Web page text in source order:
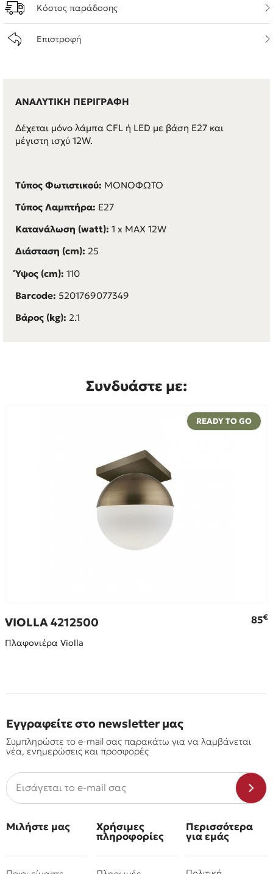
Κόστος παράδοσης
Επιστροφή
ΑΝΑΛΥΤΙΚΗ ΠΕΡΙΓΡΑΦΗ
Δέχεται μόνο λάμπα CFL ή LED με βάση E27 και
μέγιστη ισχύ 12W.
Τύπος Φωτιστικού: ΜΟΝΟΦΩΤΟ
Τύπος Λαμπτήρα: E27
Κατανάλωση (watt): 1 x MAX 12W
Διάσταση (cm): 25
Ύψος (cm): 110
Barcode: 5201769077349
Βάρος (kg): 2.1
Συνδυάστε με:
READY TO GO
VIOLLA 4212500 85€
Πλαφονιέρα Violla
Εγγραφείτε στο newsletter μας
Συμπληρώστε το e-mail σας παρακάτω για να λαμβάνεται
νέα, ενημερώσεις και προσφορές
Μιλήστε μας Χρήσιμες
πληροφορίες
Περισσότερα
για εμάς